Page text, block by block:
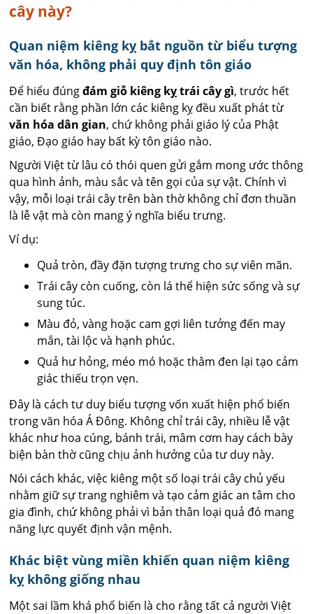
cây này?
Quan niệm kiêng kỵ bắt nguồn từ biểu tượng
văn hóa, không phải quy định tôn giáo
Để hiểu đúngđám giỗ kiêng kỵ trái cây gì, trước hết
cần biết rằng phần lớn các kiêng kỵ đều xuất phát từ
văn hóa dân gian, chứ không phải giáo lý của Phật
giáo, Đạo giáo hay bất kỳ tôn giáo nào.
Người Việt từ lâu có thói quen gửi gắm mong ước thông
qua hình ảnh, màu sắc và tên gọi của sự vật. Chính vì
vậy, mỗi loại trái cây trên bàn thờ không chỉ đơn thuần
là lễ vật mà còn mang ý nghĩa biểu trưng.
Ví dụ:
Quả tròn, đầy đặn tượng trưng cho sự viên mãn.
Trái cây còn cuống, còn lá thể hiện sức sống và sự
sung túc.
Màu đỏ, vàng hoặc cam gợi liên tưởng đến may
mắn, tài lộc và hạnh phúc.
Quả hư hỏng, méo mó hoặc thâm đen lại tạo cảm
giác thiếu trọn vẹn.
Đây là cách tư duy biểu tượng vốn xuất hiện phổ biến
trong văn hóa Á Đông. Không chỉ trái cây, nhiều lễ vật
khác như hoa cúng, bánh trái, mâm cơm hay cách bày
biện bàn thờ cũng chịu ảnh hưởng của tư duy này.
Nói cách khác, việc kiêng một số loại trái cây chủ yếu
nhằm giữ sự trang nghiêm và tạo cảm giác an tâm cho
gia đình, chứ không phải vì bản thân loại quả đó mang
năng lực quyết định vận mệnh.
Khác biệt vùng miền khiến quan niệm kiêng
kỵ không giống nhau
Một sai lầm khá phổ biến là cho rằng tất cả người Việt